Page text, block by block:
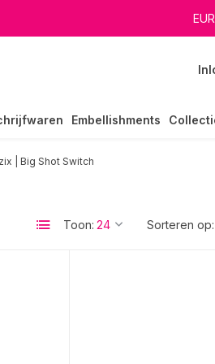
EUR
Embellishments
| Big Shot Switch
Toon: Sorteren op: